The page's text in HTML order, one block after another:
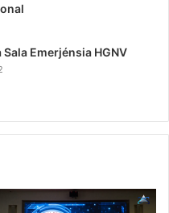
Sala Emerjénsia HGNV